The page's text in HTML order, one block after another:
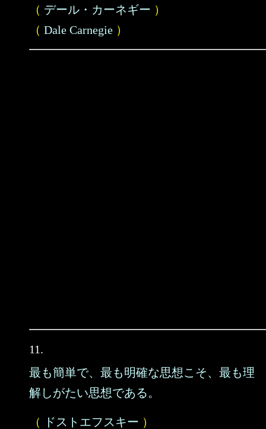
（ デール・カーネギー ）
（ Dale Carnegie ）
11.
最も簡単で、最も明確な思想こそ、最も理
解しがたい思想である。
（ ドストエフスキー ）